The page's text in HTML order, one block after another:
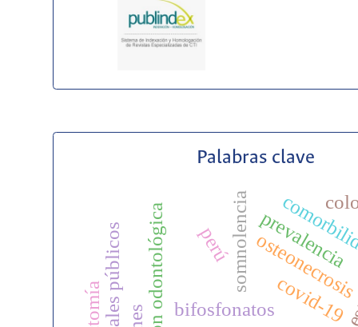
Palabras clave
bifosfonatos
osteonecrosis
somnolenciaprevalencia
covid-19
perú